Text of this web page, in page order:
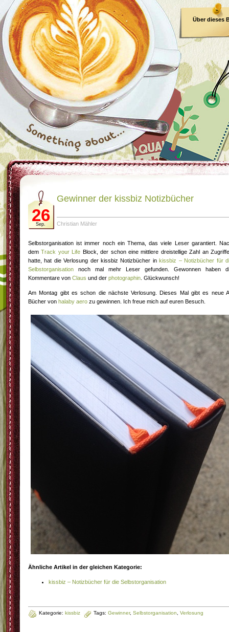
Über dieses
26
Sep.
Gewinner der kissbiz Notizbücher
Christian Mähler
Selbstorganisation ist immer noch ein Thema, das viele Leser garantiert.
demTrack your Life Block, der schon eine mittlere dreistellige Zahl an
hatte, hat die Verlosung der kissbiz Notizbücher inkissbiz – Notizbücher für
Selbstorganisation noch mal mehr Leser gefunden. Gewonnen haben
Kommentare von Claus und der photographin . Glückwunsch!
Am Montag gibt es schon die nächste Verlosung. Dieses Mal gibt es neue
Bücher von halaby aero zu gewinnen. Ich freue mich auf euren Besuch.
Ähnliche Artikel in der gleichen Kategorie:
kissbiz – Notizbücher für die Selbstorganisation
Kategorie: kissbiz Tags: Gewinner, Selbstorganisation Verlosung